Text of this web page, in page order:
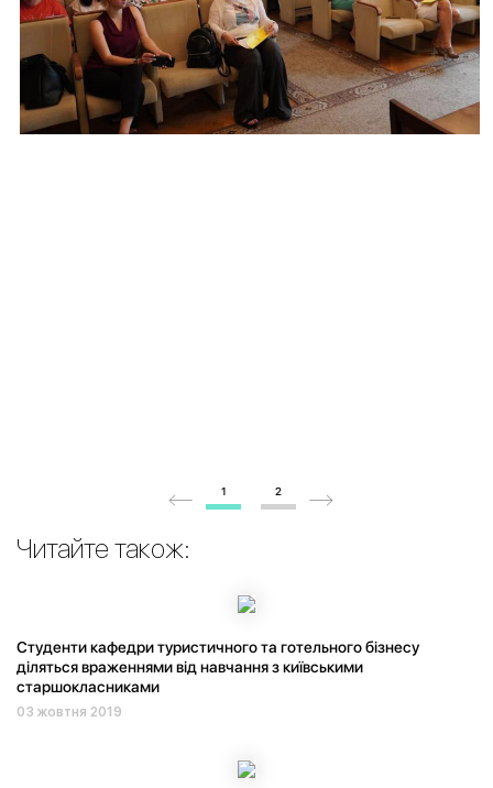
1 2
Читайте також:
Студенти кафедри туристичного та готельного бізнесу
діляться враженнями від навчання з київськими
старшокласниками
03 жовтня 2019